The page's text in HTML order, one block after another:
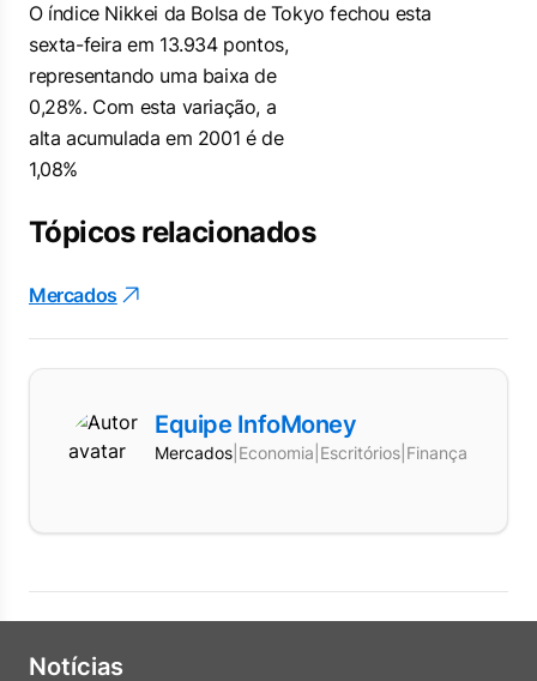
O índice Nikkei da Bolsa de Tokyo fechou esta
sexta-feira em 13.934 pontos,
representando uma baixa de
0,28%. Com esta variação, a
alta acumulada em 2001 é de
1,08%
Tópicos relacionados
Mercados
Equipe InfoMoney
Mercados Economia Escritórios Finanças
Notícias